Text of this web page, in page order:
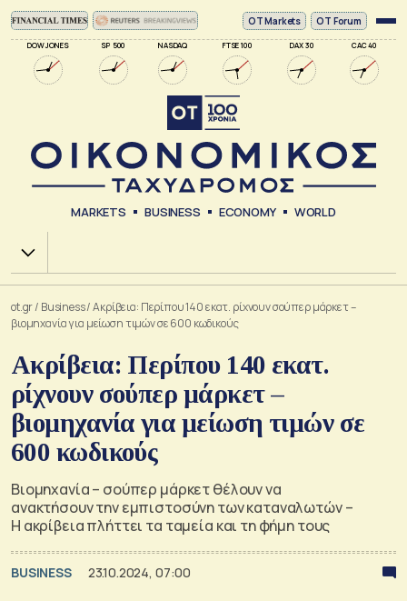
DOW JONES SP 500 NASDAQ FTSE 100 DAX 30 CAC 40
ΟΤ Markets OT Forum
MARKETS BUSINESS ECONOMY WORLD
Χ.Α.
ot.gr/ Business/Ακρίβεια: Περίπου 140 εκατ. ρίχνουν σούπερ μάρκετ –
βιομηχανία για μείωση τιμών σε 600 κωδικούς
Ακρίβεια: Περίπου 140 εκατ.
ρίχνουν σούπερ μάρκετ –
βιομηχανία για μείωση τιμών σε
600 κωδικούς
Βιομηχανία – σούπερ μάρκετ θέλουν να
ανακτήσουν την εμπιστοσύνη των καταναλωτών –
Η ακρίβεια πλήττει τα ταμεία και τη φήμη τους
BUSINESS 23.10.2024, 07:00